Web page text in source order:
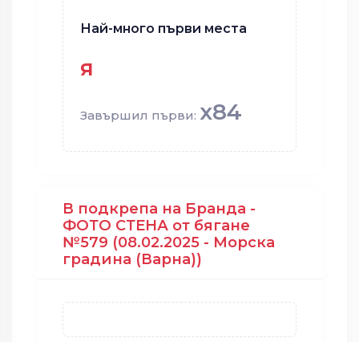
Най-много първи места
я
Завършил първи: x84
В подкрепа на Бранда -
ФОТО СТЕНА от бягане
№579 (08.02.2025 - Морска
градина (Варна))